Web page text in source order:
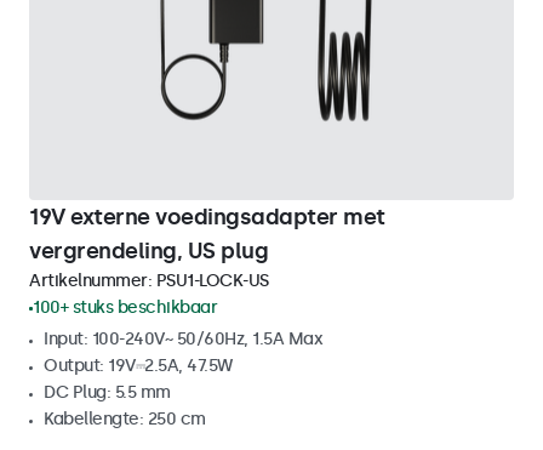
19V externe voedingsadapter met
vergrendeling, US plug
Artikelnummer: PSU1-LOCK-US
100+ stuks beschikbaar
Input: 100-240V~ 50/60Hz, 1.5A Max
Output: 19V⎓2.5A, 47.5W
DC Plug: 5.5 mm
Kabellengte: 250 cm